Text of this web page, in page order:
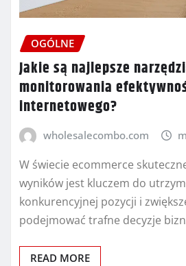
OGÓLNE
Jakie są najlepsze
monitorowania
internetowego?
wholesalecombo.com
W świecie ecommerce
wyników jest kluczem do
konkurencyjnej pozycji i
podejmować trafne decyzje
READ MORE